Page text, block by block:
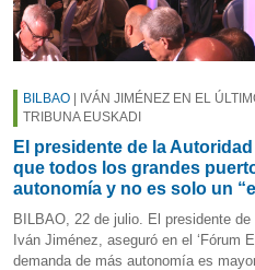
BILBAO | IVÁN JIMÉNEZ EN EL
TRIBUNA EUSKADI
El presidente de la
que todos los grandes
autonomía y no es solo un
BILBAO, 22 de julio. El presidente de
Iván Jiménez, aseguró en el ‘Fórum
demanda de más autonomía es